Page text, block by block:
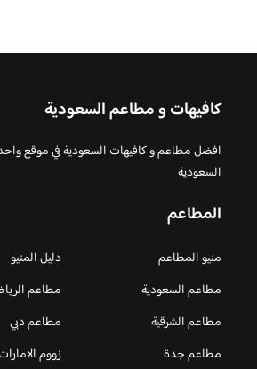
كافيهات و مطاعم السعودية
افضل مطاعم و كافيهات السعودية في موقع
السعودية
المطاعم
منيو المطاعم
دليل المنيو
مطاعم السعودية
مطاعم
مطاعم الشرقية
مطاعم دبي
مطاعم جدة
زووم الامارات